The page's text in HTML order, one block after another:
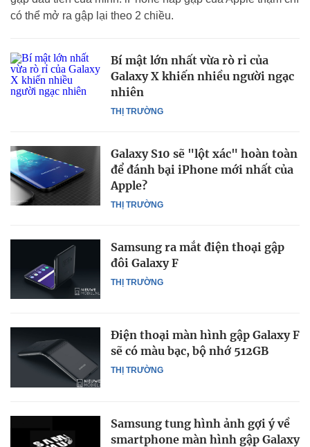
có thể mở ra gập lại theo 2 chiều.
THỊ TRƯỜNG
Bí mật lớn nhất vừa rò rỉ của
Galaxy X khiến nhiều người ngạc
nhiên
THỊ TRƯỜNG
Galaxy S10 sẽ "lột xác" hoàn toàn
để đánh bại iPhone mới nhất của
Apple?
THỊ TRƯỜNG
Samsung ra mắt điện thoại gập
đôi Galaxy F
THỊ TRƯỜNG
Điện thoại màn hình gập Galaxy F
sẽ có màu bạc, bộ nhớ 512GB
Samsung tung hình ảnh gợi ý về
smartphone màn hình gập Galaxy